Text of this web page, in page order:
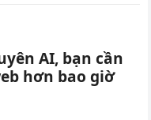
AI, bạn cần
hơn bao giờ